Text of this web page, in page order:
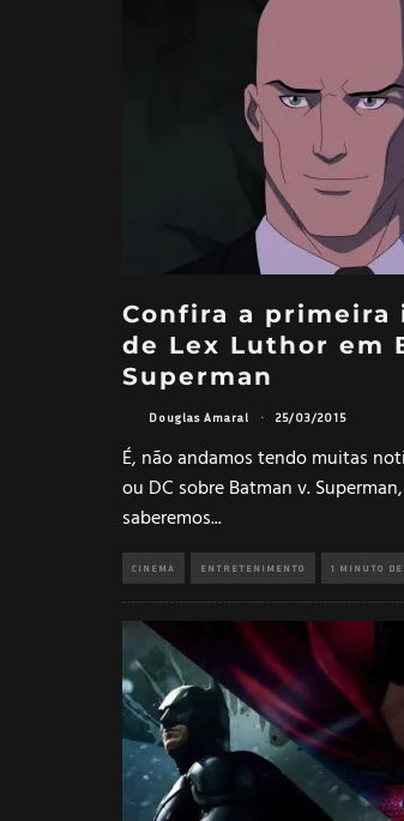
Confira a primeira
de Lex Luthor em
Superman
Douglas Amaral · 25/03/2015
É, não andamos tendo muitas
ou DC sobre Batman v.
saberemos...
CINEMA ENTRETENIMENTO 1 MINUTO